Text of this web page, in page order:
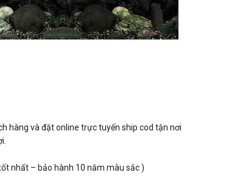
hàng và đặt online trực tuyến ship cod tận nơi
nhất – bảo hành 10 năm màu sắc )